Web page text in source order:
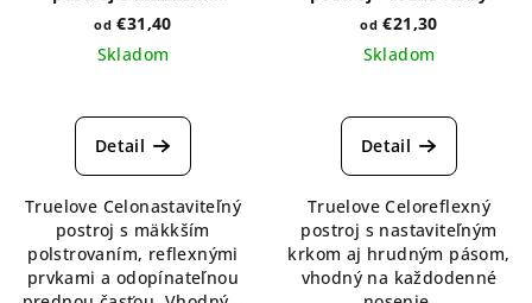
polstrovaním - rôzne
od €31,40
Skladom
hodnotenie
produktu
z
5
hviezdičiek.
Detail
Truelove Celonastaviteľný
postroj s mäkkším
polstrovaním, reflexnými
prvkami a odopínateľnou
od €21,30
Skladom
Detail
Truelove Celoreflexný
postroj s nastaviteľným
krkom aj hrudným pásom,
vhodný na každodenné